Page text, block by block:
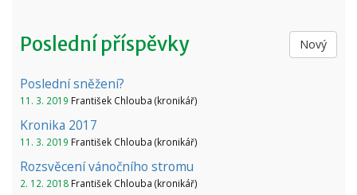
Nový
Poslední příspěvky
Poslední sněžení?
11. 3. 2019 František Chlouba (kronikář)
Kronika 2017
11. 3. 2019 František Chlouba (kronikář)
Rozsvěcení vánočního stromu
2. 12. 2018 František Chlouba (kronikář)